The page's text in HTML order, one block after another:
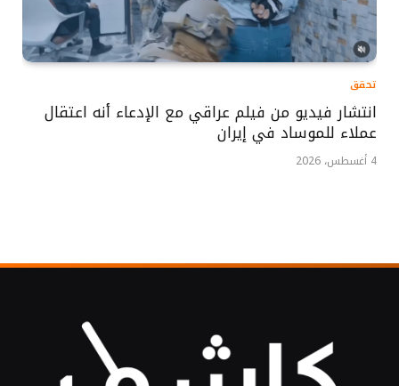
تحقق
انتشار فيديو من فيلم عراقي مع الإدعاء أنه اعتقال
عملاء للموساد في إيران
4 أغسطس، 2026